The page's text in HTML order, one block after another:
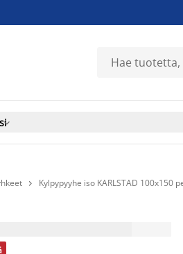

 Kylpypyyhe iso KARLSTAD 100x150